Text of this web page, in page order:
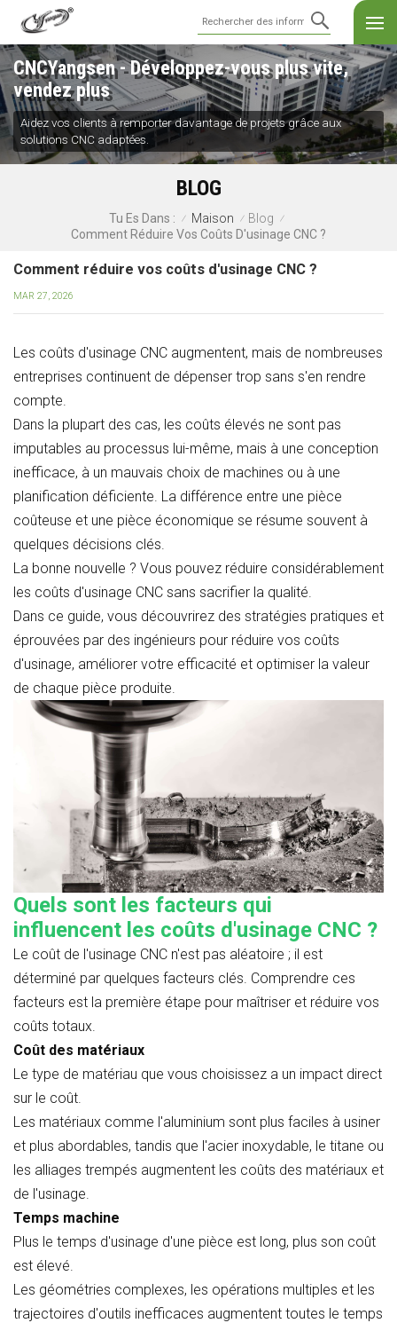
CNCYangsen - Développez-vous plus vite,
vendez plus
Aidez vos clients à remporter davantage de projets grâce aux
solutions CNC adaptées.
BLOG
Tu Es Dans : / Maison / Blog /
Comment Réduire Vos Coûts D'usinage CNC ?
Comment réduire vos coûts d'usinage CNC ?
MAR 27, 2026
Les coûts d'usinage CNC augmentent, mais de nombreuses
entreprises continuent de dépenser trop sans s'en rendre
compte.
Dans la plupart des cas, les coûts élevés ne sont pas
imputables au processus lui-même, mais à une conception
inefficace, à un mauvais choix de machines ou à une
planification déficiente. La différence entre une pièce
coûteuse et une pièce économique se résume souvent à
quelques décisions clés.
La bonne nouvelle ? Vous pouvez réduire considérablement
les coûts d'usinage CNC sans sacrifier la qualité.
Dans ce guide, vous découvrirez des stratégies pratiques et
éprouvées par des ingénieurs pour réduire vos coûts
d'usinage, améliorer votre efficacité et optimiser la valeur
de chaque pièce produite.
Quels sont les facteurs qui
influencent les coûts d'usinage CNC ?
Le coût de l'usinage CNC n'est pas aléatoire ; il est
déterminé par quelques facteurs clés. Comprendre ces
facteurs est la première étape pour maîtriser et réduire vos
coûts totaux.
Coût des matériaux
Le type de matériau que vous choisissez a un impact direct
sur le coût.
Les matériaux comme l'aluminium sont plus faciles à usiner
et plus abordables, tandis que l'acier inoxydable, le titane ou
les alliages trempés augmentent les coûts des matériaux et
de l'usinage.
Temps machine
Plus le temps d'usinage d'une pièce est long, plus son coût
est élevé.
Les géométries complexes, les opérations multiples et les
trajectoires d'outils inefficaces augmentent toutes le temps